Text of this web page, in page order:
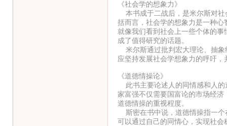
《社会学的想象力》
本书成于二战后，是米尔斯对社
括而言，社会学的想象力是一种
就像我们看到社会上一些个体的
成了值得研究的话题。
米尔斯通过批判宏大理论、抽象
应坚持发展社会学想象力的呼吁，
《道德情操论》
此书主要论述人的同情感和人的
家富强不仅需要国富论的市场经
道德情操的重视程度。
斯密在书中说，道德情操指一个
可以通过自己的同情心，实现社会